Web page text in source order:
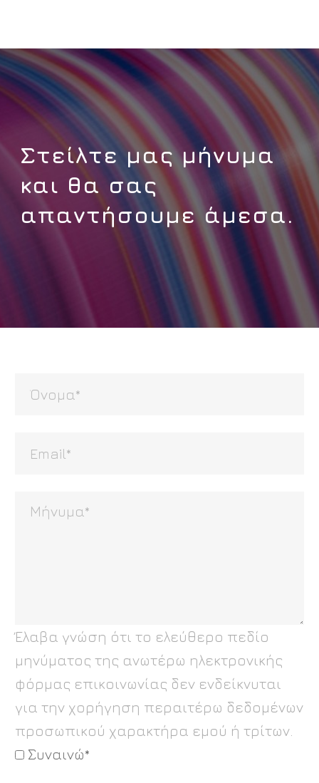
Στείλτε μας μήνυμα
και θα σας
απαντήσουμε άμεσα.
Έλαβα γνώση ότι το ελεύθερο πεδίο
μηνύματος της ανωτέρω ηλεκτρονικής
φόρμας επικοινωνίας δεν ενδείκνυται
για την χορήγηση περαιτέρω δεδομένων
προσωπικού χαρακτήρα εμού ή τρίτων.
Συναινώ*